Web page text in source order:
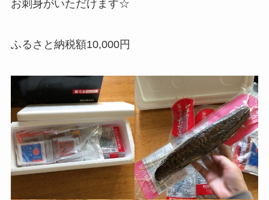
お刺身がいただけます☆
ふるさと納税額10,000円